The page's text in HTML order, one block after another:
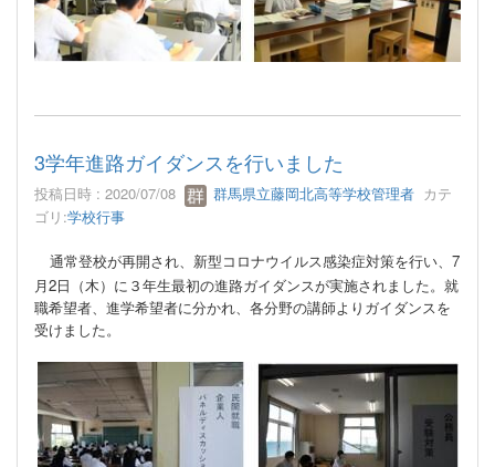
3学年進路ガイダンスを行いました
投稿日時 : 2020/07/08 群馬県立藤岡北高等学校管理者 カテ
ゴリ:学校行事
通常登校が再開され、新型コロナウイルス感染症対策を行い、 7
月2日（木）に３年生最初の進路ガイダンスが実施されました。就
職希望者、進学希望者に分かれ、各分野の講師よりガイダンスを
受けました。